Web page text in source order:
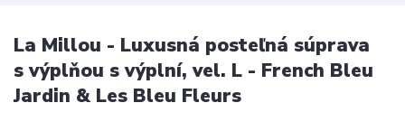
La Millou - Luxusná posteľná súprava
s výplňou s výplní, vel. L - French Bleu
Jardin & Les Bleu Fleurs